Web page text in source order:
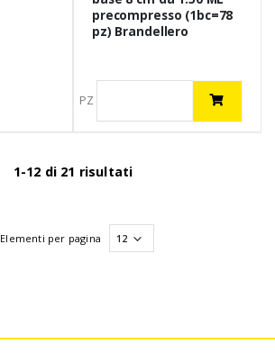
precompresso (1bc=78
pz) Brandellero
PZ
1-12 di 21 risultati
Elementi per pagina